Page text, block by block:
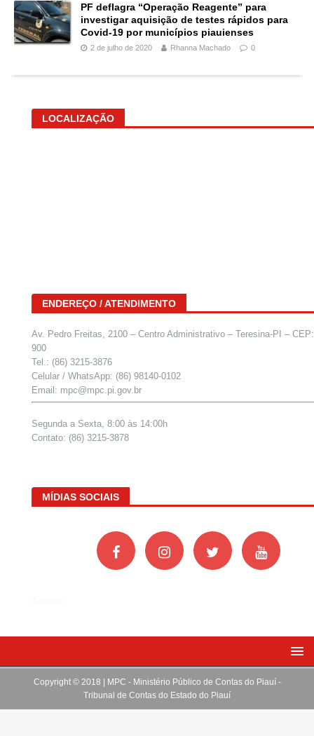
PF deflagra “Operação Reagente” para
investigar aquisição de testes rápidos para
Covid-19 por municípios piauienses
2 de julho de 2020 Rhanna Machado 0
LOCALIZAÇÃO
ENDEREÇO / ATENDIMENTO
Av. Pedro Freitas, 2100 – Centro Administrativo – Teresina-PI –
900
Tel.: (86) 3215-3876
Celular / WhatsApp: (86) 98140-0102
Email: mpc@mpc.pi.gov.br
Segunda a Sexta, 8:00 às 14:00h
Contato: (86) 3215-3878
MÍDIAS SOCIAIS
Copyright © 2018 | MPC - Ministério Público de Contas do Piauí -
Tribunal de Contas do Estado do Piauí